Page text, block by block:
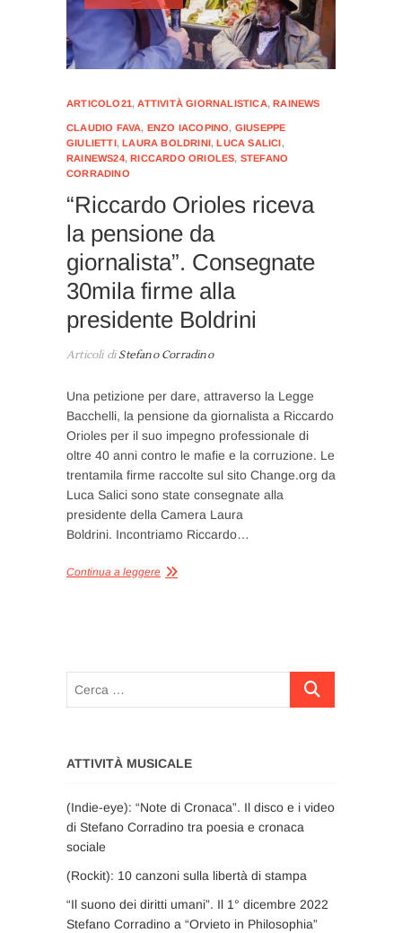
ARTICOLO21,ATTIVITÀ GIORNALISTICA,RAINEWS
CLAUDIO FAVA, ENZO IACOPINO, GIUSEPPE
GIULIETTI,LAURA BOLDRINI,LUCA SALICI,
RAINEWS24,RICCARDO ORIOLES, STEFANO
CORRADINO
“Riccardo Orioles riceva
la pensione da
giornalista”. Consegnate
30mila firme alla
presidente Boldrini
Articoli diStefano Corradino
Una petizione per dare, attraverso la Legge
Bacchelli, la pensione da giornalista a Riccardo
Orioles per il suo impegno professionale di
oltre 40 anni contro le mafie e la corruzione. Le
trentamila firme raccolte sul sito Change.org da
Luca Salici sono state consegnate alla
presidente della Camera Laura
Boldrini. Incontriamo Riccardo…
Continua a leggere
Cerca
ATTIVITÀ MUSICALE
(Indie-eye): “Note di Cronaca”. Il disco e i video
di Stefano Corradino tra poesia e cronaca
sociale
(Rockit): 10 canzoni sulla libertà di stampa
“Il suono dei diritti umani”. Il 1° dicembre 2022
Stefano Corradino a “Orvieto in Philosophia”